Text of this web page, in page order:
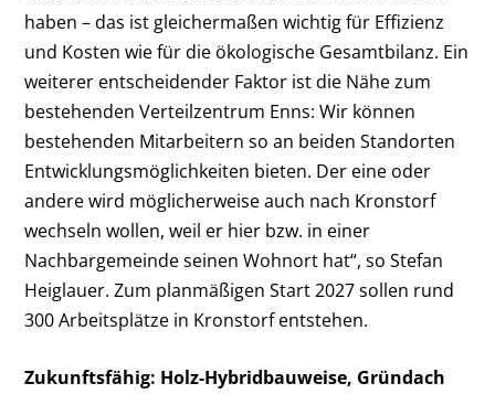
haben – das ist gleichermaßen wichtig für Effizienz
und Kosten wie für die ökologische Gesamtbilanz. Ein
weiterer entscheidender Faktor ist die Nähe zum
bestehenden Verteilzentrum Enns: Wir können
bestehenden Mitarbeitern so an beiden Standorten
Entwicklungsmöglichkeiten bieten. Der eine oder
andere wird möglicherweise auch nach Kronstorf
wechseln wollen, weil er hier bzw. in einer
Nachbargemeinde seinen Wohnort hat“, so Stefan
Heiglauer. Zum planmäßigen Start 2027 sollen rund
300 Arbeitsplätze in Kronstorf entstehen.
Zukunftsfähig: Holz-Hybridbauweise, Gründach